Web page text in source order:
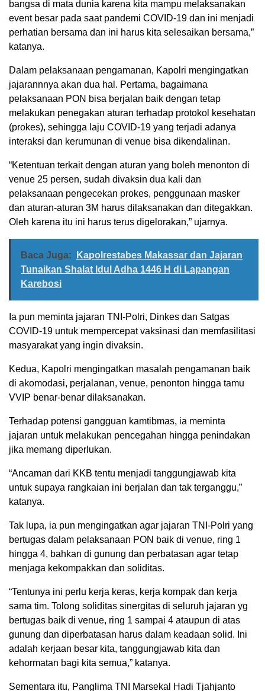
bangsa di mata dunia karena kita mampu melaksanakan
event besar pada saat pandemi COVID-19 dan ini menjadi
perhatian bersama dan ini harus kita selesaikan bersama,”
katanya.
Dalam pelaksanaan pengamanan, Kapolri mengingatkan
jajarannnya akan dua hal. Pertama, bagaimana
pelaksanaan PON bisa berjalan baik dengan tetap
melakukan penegakan aturan terhadap protokol kesehatan
(prokes), sehingga laju COVID-19 yang terjadi adanya
interaksi dan kerumunan di venue bisa dikendalinan.
“Ketentuan terkait dengan aturan yang boleh menonton di
venue 25 persen, sudah divaksin dua kali dan
pelaksanaan pengecekan prokes, penggunaan masker
dan aturan-aturan 3M harus dilaksanakan dan ditegakkan.
Oleh karena itu ini harus terus digelorakan,” ujarnya.
Baca Juga:
Kapolrestabes Makassar dan Jajaran
Tunaikan Shalat Idul Adha 1446 H di Lapangan
Karebosi
Ia pun meminta jajaran TNI-Polri, Dinkes dan Satgas
COVID-19 untuk mempercepat vaksinasi dan memfasilitasi
masyarakat yang ingin divaksin.
Kedua, Kapolri mengingatkan masalah pengamanan baik
di akomodasi, perjalanan, venue, penonton hingga tamu
VVIP benar-benar dilaksanakan.
Terhadap potensi gangguan kamtibmas, ia meminta
jajaran untuk melakukan pencegahan hingga penindakan
jika memang diperlukan.
“Ancaman dari KKB tentu menjadi tanggungjawab kita
untuk supaya rangkaian ini berjalan dan tak terganggu,”
katanya.
Tak lupa, ia pun mengingatkan agar jajaran TNI-Polri yang
bertugas dalam pelaksanaan PON baik di venue, ring 1
hingga 4, bahkan di gunung dan perbatasan agar tetap
menjaga kekompakkan dan soliditas.
“Tentunya ini perlu kerja keras, kerja kompak dan kerja
sama tim. Tolong soliditas sinergitas di seluruh jajaran yg
bertugas baik di venue, ring 1 sampai 4 ataupun di atas
gunung dan diperbatasan harus dalam keadaan solid. Ini
adalah kerjaan besar kita, tanggungjawab kita dan
kehormatan bagi kita semua,” katanya.
Sementara itu, Panglima TNI Marsekal Hadi Tjahjanto